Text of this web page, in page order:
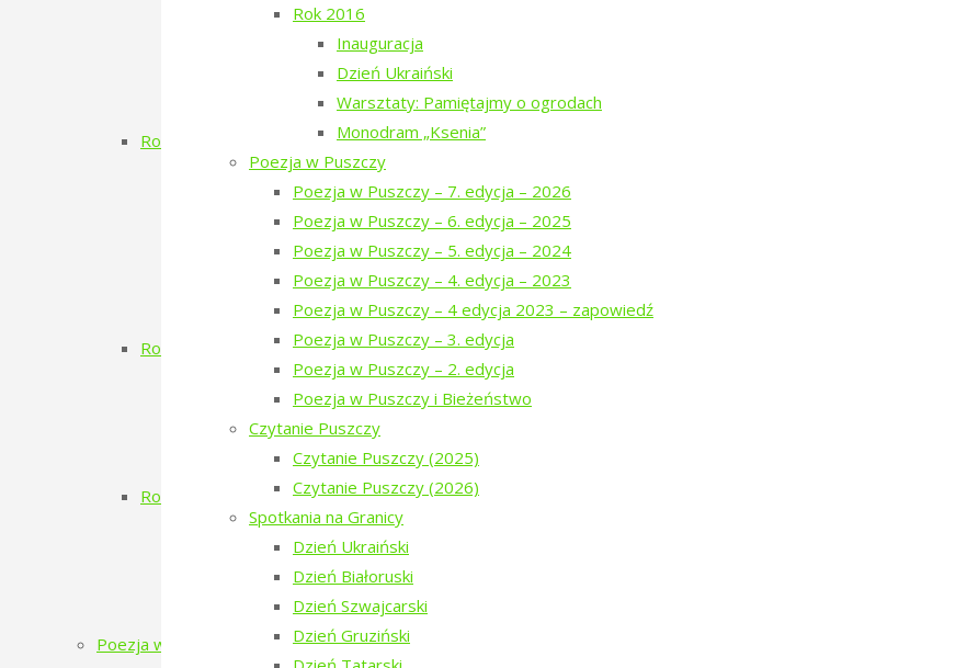
Rok 2016
Inauguracja
Dzień Ukraiński
Warsztaty: Pamiętajmy o ogrodach
Monodram „Ksenia”
Poezja w Puszczy
Poezja w Puszczy – 7. edycja – 2026
Poezja w Puszczy – 6. edycja – 2025
Poezja w Puszczy – 5. edycja – 2024
Poezja w Puszczy – 4. edycja – 2023
Poezja w Puszczy – 4 edycja 2023 – zapowiedź
Poezja w Puszczy – 3. edycja
Poezja w Puszczy – 2. edycja
Poezja w Puszczy i Bieżeństwo
Czytanie Puszczy
Czytanie Puszczy (2025)
Czytanie Puszczy (2026)
Spotkania na Granicy
Dzień Ukraiński
Dzień Białoruski
Dzień Szwajcarski
Dzień Gruziński
Dzień Tatarski – spotkanie z Igorem Isajewem
Dzien Tatarski – spotkanie z Krzysztofem Mucharskim
18-19 maja „Chór przyjechał”
Zielony Kwiecień 2019
Rok 2018
Dzień Gruziński
Zielony Listopad 2018
Poezja w Puszczy – 2. edycja
Porządkowanie kirkutu
Dzień Szwajcarski
Zielony Kwiecień
Rok 2017
Koncert Zmiciera Wajciuszkiewicza TODARA
Dzień Białoruski
Białowieskie Dni Kultury Pokoju 2017 11-13 sierpnia
Poezja w Puszczy i Bieżeństwo
Rok 2016
Inauguracja
Dzień Ukraiński
Warsztaty: Pamiętajmy o ogrodach
Monodram „Ksenia”
Poezja w Puszczy